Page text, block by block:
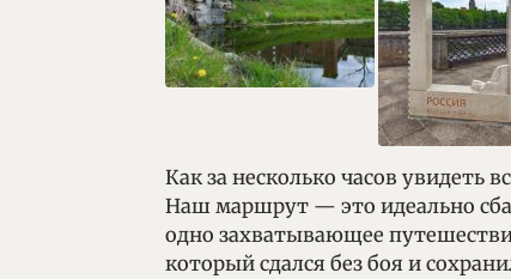
Как за несколько часов увидеть
Наш маршрут — это идеально
одно захватывающее
который сдался без боя и